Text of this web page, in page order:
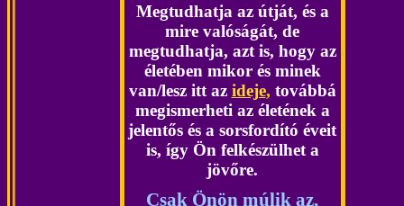
Megtudhatja az útját, és a
mire valóságát, de
megtudhatja, azt is, hogy az
életében mikor és minek
van/lesz itt az ideje, továbbá
megismerheti az életének a
jelentős és a sorsfordító éveit
is, így Ön felkészülhet a
jövőre.
Csak Önön múlik az,